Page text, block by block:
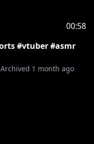
00:58
#vtuber #asmr
Archived 1 month ago